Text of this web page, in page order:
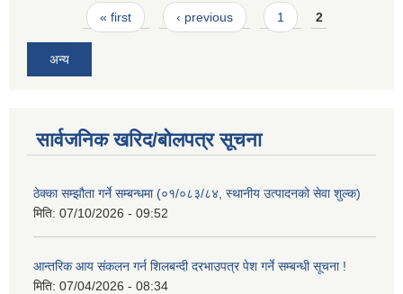
Pages« first ‹ previous 1 2
अन्य
सार्वजनिक खरिद/बोलपत्र सूचना
ठेक्का सम्झौता गर्ने सम्बन्धमा (०१/०८३/८४, स्थानीय उत्पादनको सेवा शुल्क)
मिति: 07/10/2026 - 09:52
आन्तरिक आय संकलन गर्न शिलबन्दी दरभाउपत्र पेश गर्ने सम्बन्धी सूचना !
मिति: 07/04/2026 - 08:34